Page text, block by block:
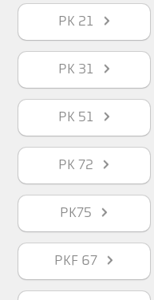
PK 21
PK 31
PK 51
PK 72
PK75
PKF 67